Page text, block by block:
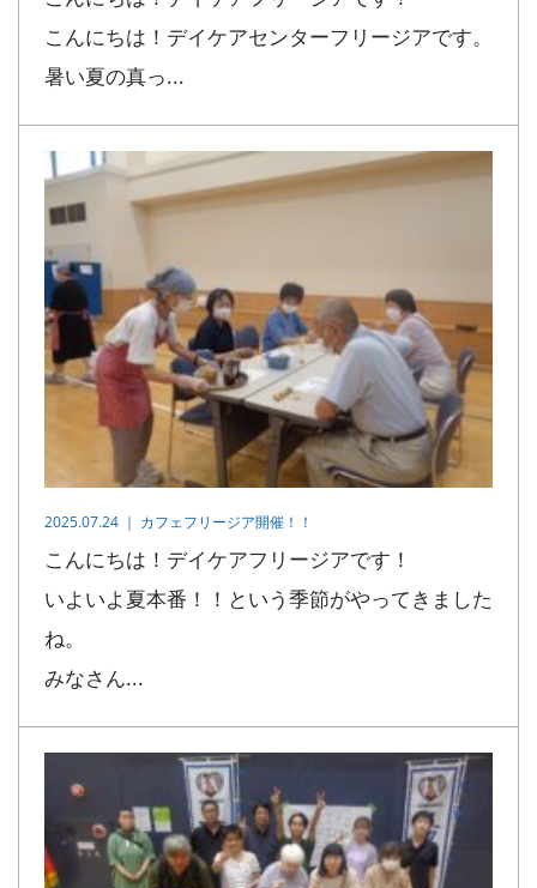
こんにちは！デイケアセンターフリージアです。
暑い夏の真っ...
2025.07.24 ｜ カフェフリージア開催！！
こんにちは！デイケアフリージアです！
いよいよ夏本番！！という季節がやってきました
ね。
みなさん...